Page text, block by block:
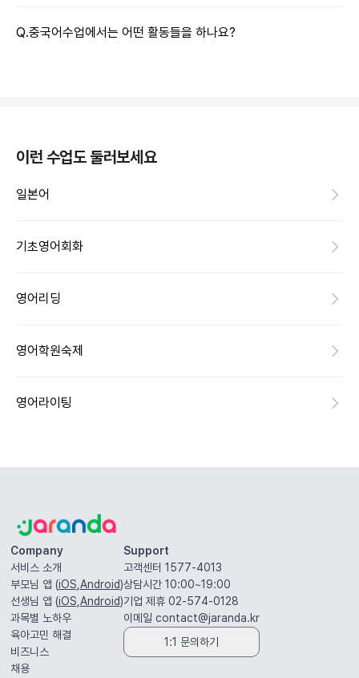
Q.중국어수업에서는 어떤 활동들을 하나요?
이런 수업도 둘러보세요
일본어
기초영어회화
영어리딩
영어학원숙제
영어라이팅
Company
서비스 소개
부모님 앱 (iOS,Android)
선생님 앱 (iOS,Android)
과목별 노하우
육아고민 해결
비즈니스
채용
Support
고객센터 1577-4013
상담시간 10:00~19:00
기업 제휴 02-574-0128
이메일 contact@jaranda.kr
1:1 문의하기